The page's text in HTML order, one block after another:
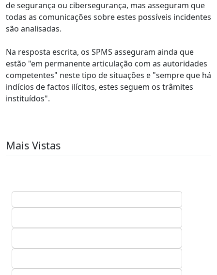
de segurança ou cibersegurança, mas asseguram que
todas as comunicações sobre estes possíveis incidentes
são analisadas.
Na resposta escrita, os SPMS asseguram ainda que
estão "em permanente articulação com as autoridades
competentes" neste tipo de situações e "sempre que há
indícios de factos ilícitos, estes seguem os trâmites
instituídos".
Mais Vistas